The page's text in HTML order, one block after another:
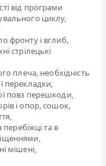
від програми
циклу,
фронту і вглиб,
стрілецькі
плеча, необхідність
перекладки,
повз перешкоди,
і опор, сошок,
перебіжці та в
мішені,